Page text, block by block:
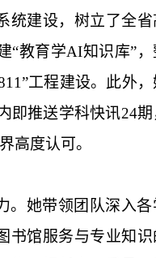
统建设，树立了全省
“教育学AI知识库”，
工程建设。此外，
即推送学科快讯24期
高度认可。
。她带领团队深入各
书馆服务与专业知识